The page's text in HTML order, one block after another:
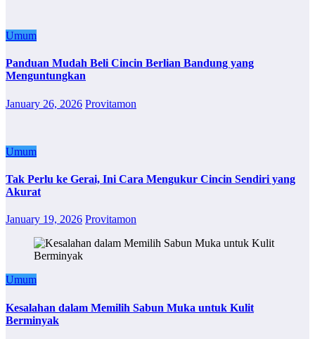
Umum
Panduan Mudah Beli Cincin Berlian Bandung yang
Menguntungkan
January 26, 2026 Provitamon
Umum
Tak Perlu ke Gerai, Ini Cara Mengukur Cincin Sendiri yang
Akurat
January 19, 2026 Provitamon
Umum
Kesalahan dalam Memilih Sabun Muka untuk Kulit
Berminyak